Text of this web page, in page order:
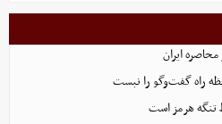
ایران
راه گفت‌وگو را نبست
تنگه هرمز است